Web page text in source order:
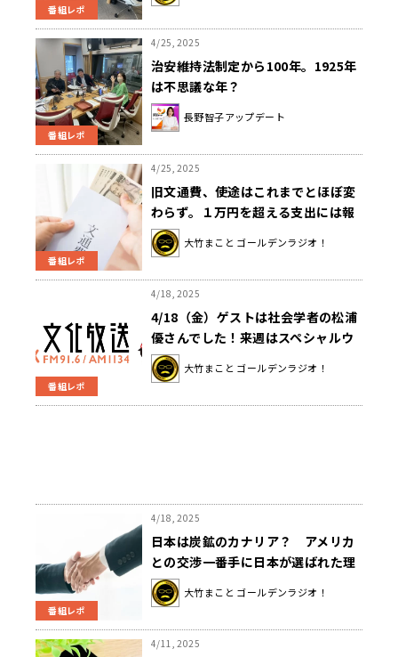
番組レポ
番組レポ
4/25, 2025
治安維持法制定から100年。1925年
は不思議な年？
長野智子アップデート
番組レポ
4/25, 2025
旧文通費、使途はこれまでとほぼ変
わらず。１万円を超える支出には報
告義務。大竹「これまで何に使って
たのか気になる」
大竹まこと ゴールデンラジオ！
番組レポ
4/18, 2025
4/18（金）ゲストは社会学者の松浦
優さんでした！来週はスペシャルウ
ィークです‼
大竹まこと ゴールデンラジオ！
番組レポ
4/18, 2025
日本は炭鉱のカナリア？ アメリカ
との交渉一番手に日本が選ばれた理
由は…？大竹「交渉しやすい日本を
選んだ？」
大竹まこと ゴールデンラジオ！
4/11, 2025